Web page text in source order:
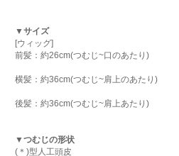
▼サイズ
[ウィッグ]
前髪：約26cm(つむじ~口のあたり)
横髪：約36cm(つむじ~肩上のあたり)
後髪：約36cm(つむじ~肩上あたり)
▼つむじの形状
(＊)型人工頭皮